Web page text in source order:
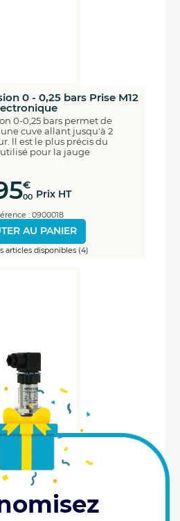
0 - 0,25 bars Prise M12
0-0,25 bars permet de
cuve allant jusqu'à 2
ll est le plus précis du
pour la jauge
€
00 Prix HT
: 0900018
AU PANIER
articles disponibles (4)